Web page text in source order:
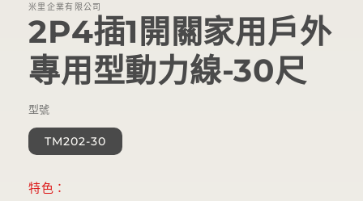
媒
體
檔
案
1
米里企業有限公司
2P4插1開關家用戶外
專用型動力線-30尺
型號
TM202-30
特色：